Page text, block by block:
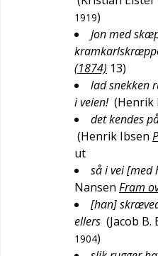
1919)
Jon med
(1874) 13)
lad snekken
i veien! (Henrik
det kendes
(Henrik Ibsen
ut
så i vei [med
Nansen Fram
[han]
ellers (Jacob B.
1904)